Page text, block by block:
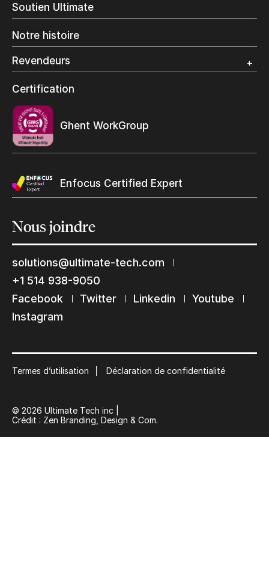
Impression d’étiquettes
Emballage numérique
Grand Format
Soutien Ultimate
Notre histoire
Revendeurs
Trouvez un revendeur
Certification
Ghent WorkGroup
Enfocus Certified Expert
Nousjoindre
solutions@ultimate-tech.com
+1 514 938-9050
Facebook
Twitter Linkedin
Youtube
Instagram
Termes d’utilisation Déclaration de confidentialité
© 2026 Ultimate Tech inc |
Crédit : Zen Branding, Design & Com.
Restons en contact